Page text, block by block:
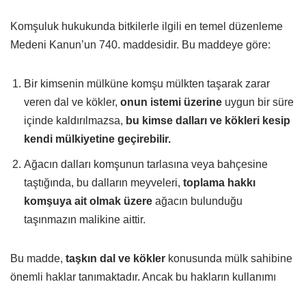
Komşuluk hukukunda bitkilerle ilgili en temel düzenleme
Medeni Kanun’un 740. maddesidir. Bu maddeye göre:
Bir kimsenin mülküne komşu mülkten taşarak zarar
veren dal ve kökler, onun istemi üzerine uygun bir süre
içinde kaldırılmazsa, bu kimse dalları ve kökleri kesip
kendi mülkiyetine geçirebilir.
Ağacın dalları komşunun tarlasına veya bahçesine
taştığında, bu dalların meyveleri, toplama hakkı
komşuya ait olmak üzere ağacın bulunduğu
taşınmazın malikine aittir.
Bu madde, taşkın dal ve kökler konusunda mülk sahibine
önemli haklar tanımaktadır. Ancak bu hakların kullanımı